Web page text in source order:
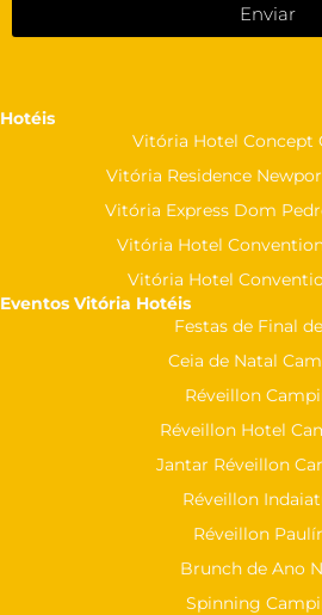
Enviar
Hotéis
Vitória Hotel Concept
Vitória Residence
Vitória Express Dom
Vitória Hotel
Vitória Hotel
Eventos Vitória Hotéis
Festas de Final
Ceia de Natal
Réveillon
Réveillon Hotel
Jantar Réveillon
Réveillon
Réveillon
Brunch de Ano
Spinning